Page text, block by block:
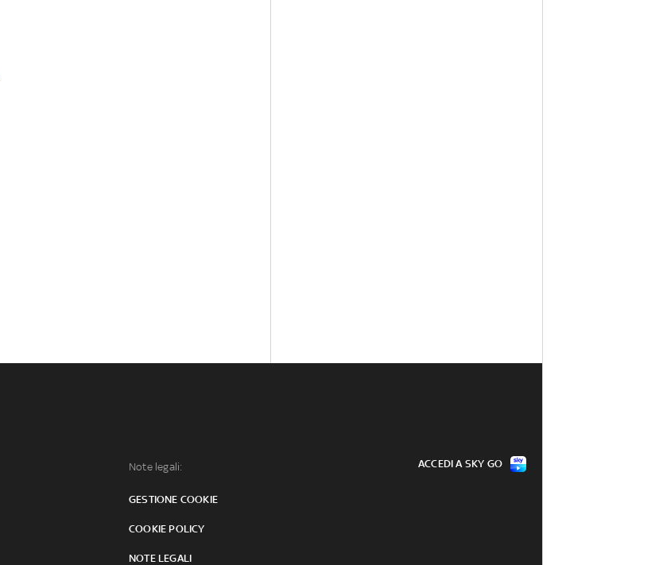
Note legali:
GESTIONE COOKIE
COOKIE POLICY
NOTE LEGALI
ACCEDI A SKY GO